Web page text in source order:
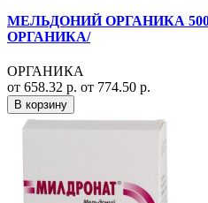
МЕЛЬДОНИЙ ОРГАНИКА
ОРГАНИКА/
ОРГАНИКА
от 658.32 р. от 774.50 р.
В корзину